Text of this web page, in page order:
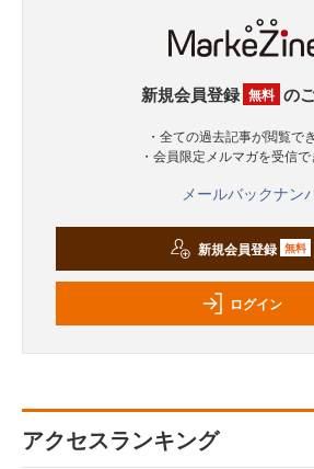
新規会員登録 無料 の
・全ての過去記事が閲覧で
・会員限定メルマガを受信
メールバックナン
新規会員登録 無料
ログイン
アクセスランキング